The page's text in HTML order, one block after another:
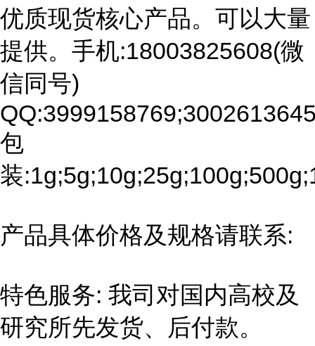
优质现货核心产品。可以大量
提供。手机:18003825608(微
信同号)
包
装
产品具体价格及规格请联系:
特色服务: 我司对国内高校及
研究所先发货、后付款。